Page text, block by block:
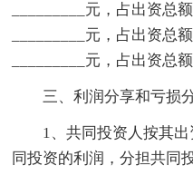
_________元，占出资总
_________元，占出资总
_________元，占出资总
三、利润分享和亏损
1、共同投资人按其
同投资的利润，分担共同